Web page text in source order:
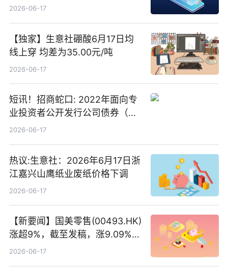
2026-06-17
【独家】生意社硼酸6月17日均
线上穿 均差为35.00元/吨
2026-06-17
短讯！招商蛇口: 2022年面向专
业投资者公开发行公司债券（第
二期）（品种二）2026年付息公
2026-06-17
热议:生意社：2026年6月17日浙
江嘉兴山鹰纸业废纸价格下调
2026-06-17
【新要闻】国美零售(00493.HK)
涨超9%，截至发稿，涨9.09%，
报0.012港元，成交额37.26万港
2026-06-17